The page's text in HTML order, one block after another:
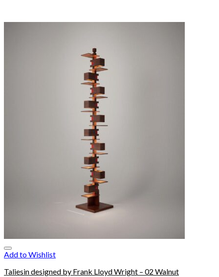
Add to Wishlist
Taliesin designed by Frank Lloyd Wright – 02 Walnut